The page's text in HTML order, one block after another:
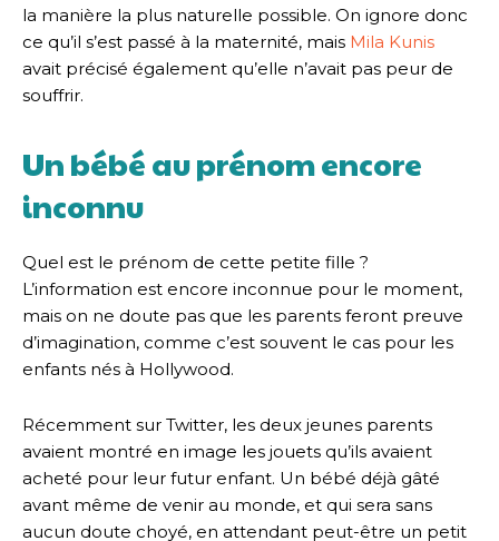
la manière la plus naturelle possible. On ignore donc
ce qu’il s’est passé à la maternité, mais Mila Kunis
avait précisé également qu’elle n’avait pas peur de
souffrir.
Un bébé au prénom encore
inconnu
Quel est le prénom de cette petite fille ?
L’information est encore inconnue pour le moment,
mais on ne doute pas que les parents feront preuve
d’imagination, comme c’est souvent le cas pour les
enfants nés à Hollywood.
Récemment sur Twitter, les deux jeunes parents
avaient montré en image les jouets qu’ils avaient
acheté pour leur futur enfant. Un bébé déjà gâté
avant même de venir au monde, et qui sera sans
aucun doute choyé, en attendant peut-être un petit